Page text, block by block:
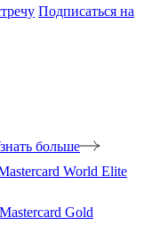
Подписаться на
больше
World Elite
Gold